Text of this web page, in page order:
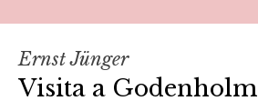
Ernst Jünger
Visita a Godenholm